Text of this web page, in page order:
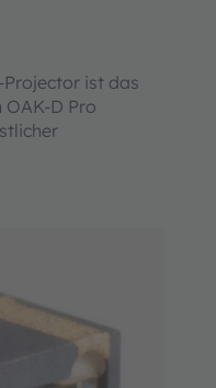
Projector ist das
OAK-D Pro